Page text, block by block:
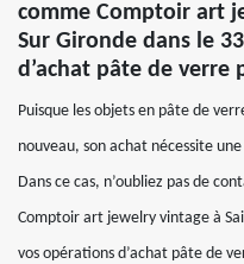
comme Comptoir art
Sur Gironde dans le
d’achat pâte de verre
Puisque les objets en pâte de
nouveau, son achat nécessite
Dans ce cas, n’oubliez pas de
Comptoir art jewelry vintage à
vos opérations d’achat pâte de